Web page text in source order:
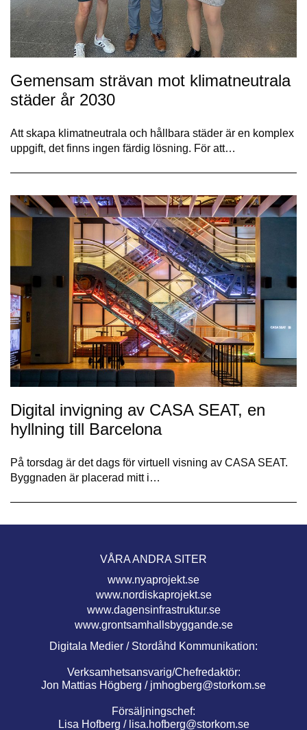
Gemensam strävan mot klimatneutrala
städer år 2030
Att skapa klimatneutrala och hållbara städer är en komplex
uppgift, det finns ingen färdig lösning. För att…
Digital invigning av CASA SEAT, en
hyllning till Barcelona
På torsdag är det dags för virtuell visning av CASA SEAT.
Byggnaden är placerad mitt i…
VÅRA ANDRA SITER
www.nyaprojekt.se
www.nordiskaprojekt.se
www.dagensinfrastruktur.se
www.grontsamhallsbyggande.se
Digitala Medier / Stordåhd Kommunikation:
Verksamhetsansvarig/Chefredaktör:
Jon Mattias Högberg / jmhogberg@storkom.se
Försäljningschef:
Lisa Hofberg / lisa.hofberg@storkom.se